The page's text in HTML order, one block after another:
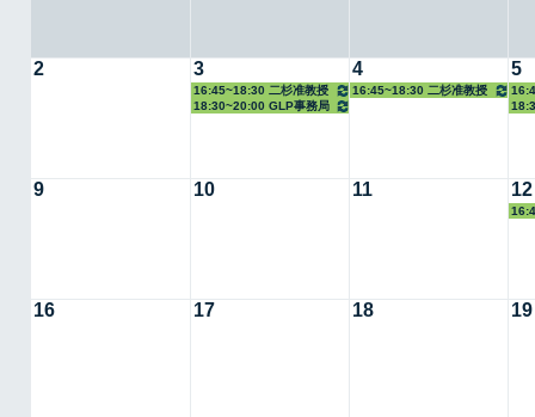
2 3
16:45~18:30 二杉准教授
18:30~20:00 GLP事務局
4
16:45~18:30 二杉准教授
5
9 10 11 12
16 17 18 19